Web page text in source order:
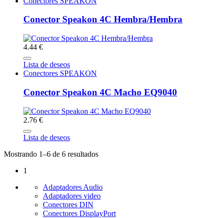
Conector Speakon 4C Hembra/Hembra
4.44 €
Lista de deseos
Conectores SPEAKON
Conector Speakon 4C Macho EQ9040
2.76 €
Lista de deseos
Mostrando 1–6 de 6 resultados
1
Adaptadores Audio
Adaptadores video
Conectores DIN
Conectores DisplayPort